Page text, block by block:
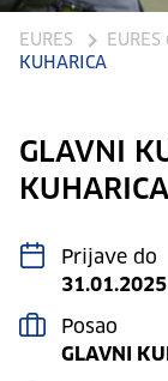
EURES EURES
KUHARICA
GLAVNI
KUHARICA
Prijave do
31.01.2025
Posao
GLAVNI